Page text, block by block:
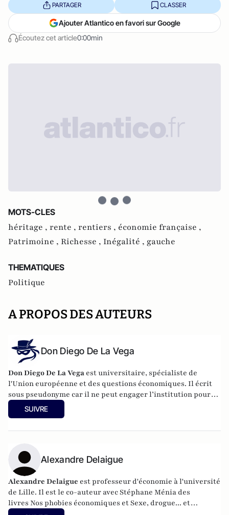
Écoutez cet article0:00min
PARTAGER CLASSER
Ajouter Atlantico en favori sur Google
MOTS-CLES
héritage , rente , rentiers , économie française ,
Patrimoine , Richesse , Inégalité , gauche
THEMATIQUES
Politique
A PROPOS DES AUTEURS
Don Diego De La Vega
Don Diego De La Vega est universitaire, spécialiste de
l'Union européenne et des questions économiques. Il écrit
sous pseudonyme car il ne peut engager l’institution pour
laquelle il travaille.
SUIVRE
Alexandre Delaigue
Alexandre Delaigue estprofesseur d'économie à l'université
de Lille. Il est le co-auteur avec Stéphane Ménia des
livres Nos phobies économiques etSexe, drogue... et